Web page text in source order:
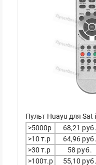
Пульт Huayu для Sat
>5000р
68,21 руб.
>10 т.р
64,96 руб.
>30 т.р
58 руб.
>100т.р
55,10 руб.